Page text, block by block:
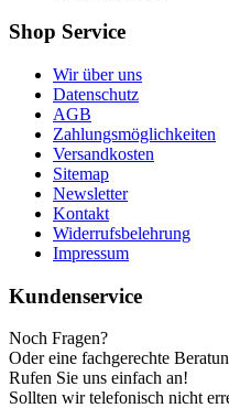
Shop Service
Wir über uns
Datenschutz
AGB
Zahlungsmöglichkeiten
Versandkosten
Sitemap
Newsletter
Kontakt
Widerrufsbelehrung
Impressum
Kundenservice
Noch Fragen?
Oder eine fachgerechte
Rufen Sie uns einfach an!
Sollten wir telefonisch nicht